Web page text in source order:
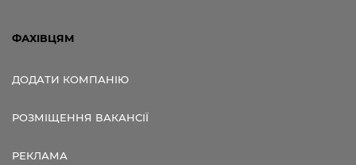
ФАХІВЦЯМ
ДОДАТИ КОМПАНІЮ
РОЗМІЩЕННЯ ВАКАНСІЇ
РЕКЛАМА